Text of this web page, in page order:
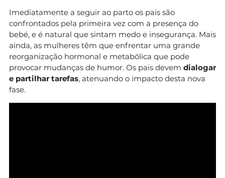
Imediatamente a seguir ao parto os pais são
confrontados pela primeira vez com a presença do
bebé, e é natural que sintam medo e insegurança. Mais
ainda, as mulheres têm que enfrentar uma grande
reorganização hormonal e metabólica que pode
provocar mudanças de humor. Os pais devem dialogar
e partilhar tarefas, atenuando o impacto desta nova
fase.